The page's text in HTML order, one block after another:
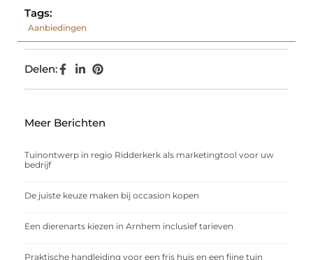
Tags:
Aanbiedingen
Delen:
Meer Berichten
Tuinontwerp in regio Ridderkerk als marketingtool voor uw
bedrijf
De juiste keuze maken bij occasion kopen
Een dierenarts kiezen in Arnhem inclusief tarieven
Praktische handleiding voor een fris huis en een fijne tuin